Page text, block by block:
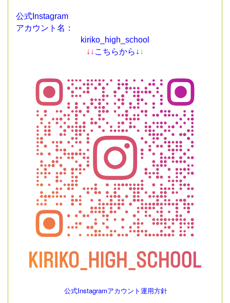
公式Instagram
アカウント名：
kiriko_high_school
↓ ↓ こちらから↓ ↓
公式Instagramアカウント運用方針